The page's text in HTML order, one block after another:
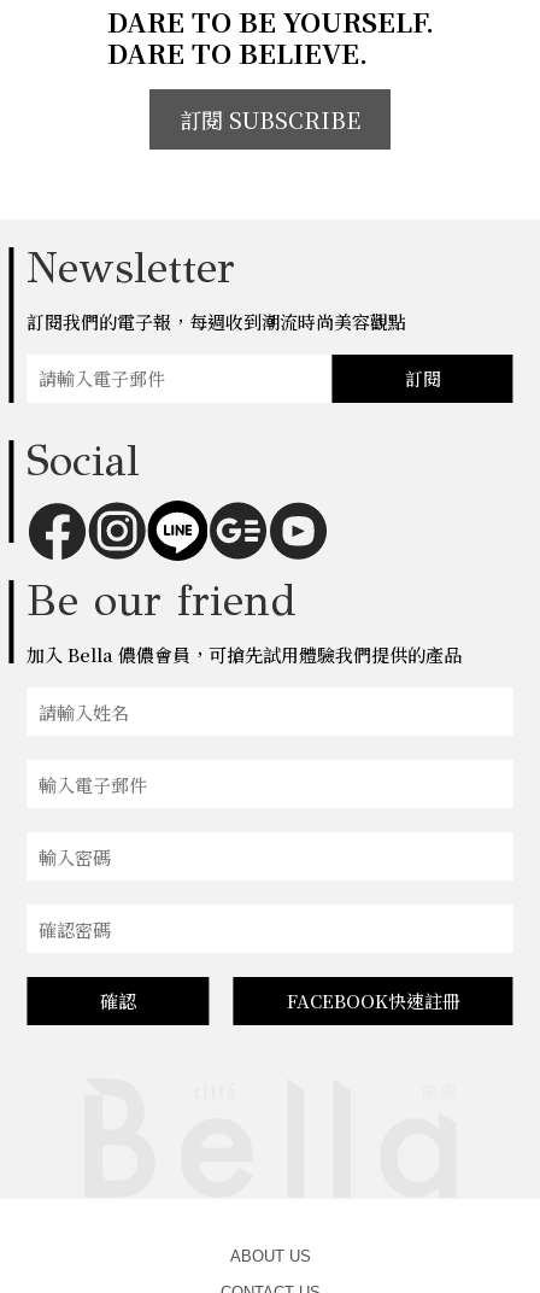
DARE TO BE YOURSELF.
DARE TO BELIEVE.
訂閱 SUBSCRIBE
Newsletter
訂閱我們的電子報，每週收到潮流時尚美容觀點
訂閱
Social
Be our friend
加入 Bella 儂儂會員，可搶先試用體驗我們提供的產品
確認 FACEBOOK快速註冊
ABOUT US